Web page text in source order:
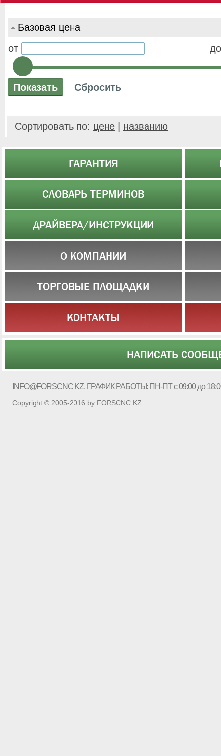
Базовая цена
от
до
Сортировать по: цене | названию
ГАРАНТИЯ
СЛОВАРЬ ТЕРМИНОВ
ДРАЙВЕРА/ИНСТРУКЦИИ
О КОМПАНИИ
ТОРГОВЫЕ ПЛОЩАДКИ
КОНТАКТЫ
НАПИСАТЬ
INFO@FORSCNC.KZ, ГРАФИК РАБОТЫ: ПН-ПТ с 09:00 до
Copyright © 2005-2016 by FORSCNC.KZ